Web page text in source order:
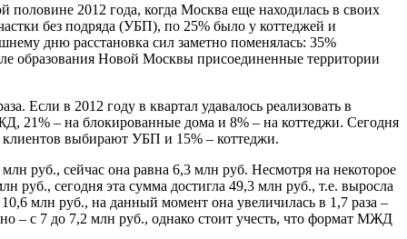
2012 года, когда Москва еще находилась в своих
без подряда (УБП), по 25% было у коттеджей и
дню расстановка сил заметно поменялась: 35%
образования Новой Москвы присоединенные территории
Если в 2012 году в квартал удавалось реализовать в
21% – на блокированные дома и 8% – на коттеджи. Сегодня
клиентов выбирают УБП и 15% – коттеджи.
руб., сейчас она равна 6,3 млн руб. Несмотря на некоторое
сегодня эта сумма достигла 49,3 млн руб., т.е. выросла
млн руб., на данный момент она увеличилась в 1,7 раза –
– с 7 до 7,2 млн руб., однако стоит учесть, что формат МЖД